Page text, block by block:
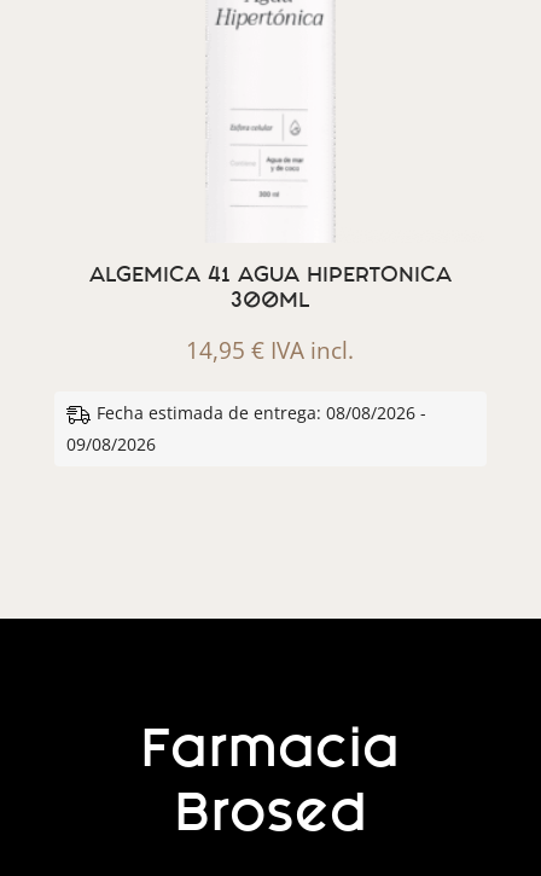
ALGEMICA 41 AGUA HIPERTONICA
300ML
14,95€ IVA incl.
Fecha estimada de entrega: 08/08/2026 -
09/08/2026
Farmacia
Brosed